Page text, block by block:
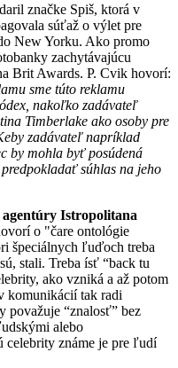
značke Spiš, ktorá v
súťaž o výlet pre
New Yorku. Ako promo
zachytávajúcu
Brit Awards. P. Cvik hovorí:
sme túto reklamu
nakoľko zadávateľ
Timberlake ako osoby pre
zadávateľ napríklad
by mohla byť posúdená
súhlas na jeho
agentúry Istropolitana
o "čare ontológie
špeciálnych ľuďoch treba
stali. Treba ísť “back tu
ako vzniká a až potom
komunikácií tak radi
považuje “znalosť” bez
alebo
celebrity známe je pre ľudí